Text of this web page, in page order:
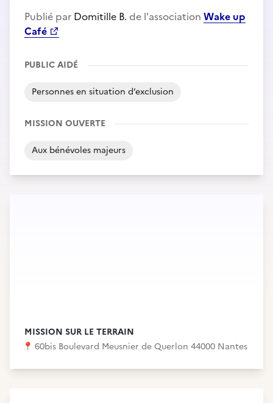
Publié par Domitille B. de l'association Wake up
Café
PUBLIC AIDÉ
Personnes en situation d’exclusion
MISSION OUVERTE
Aux bénévoles majeurs
MISSION SUR LE TERRAIN
📍 60bis Boulevard Meusnier de Querlon 44000 Nantes